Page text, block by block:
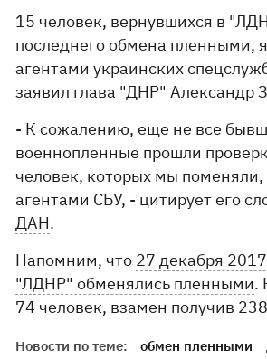
15 человек, вернувшихся в
последнего обмена пленными,
агентами украинских
заявил глава "ДНР" Александр
- К сожалению, еще не все
военнопленные прошли
человек, которых мы поменяли,
агентами СБУ, - цитирует его
ДАН.
Напомним, что 27 декабря
"ЛДНР" обменялись пленными.
74 человек, взамен получив
Новости по теме: обмен пленными